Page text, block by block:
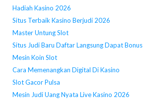
Hadiah Kasino 2026
Situs Terbaik Kasino Berjudi 2026
Master Untung Slot
Situs Judi Baru Daftar Langsung Dapat Bonus
Mesin Koin Slot
Cara Memenangkan Digital Di Kasino
Slot Gacor Pulsa
Mesin Judi Uang Nyata Live Kasino 2026